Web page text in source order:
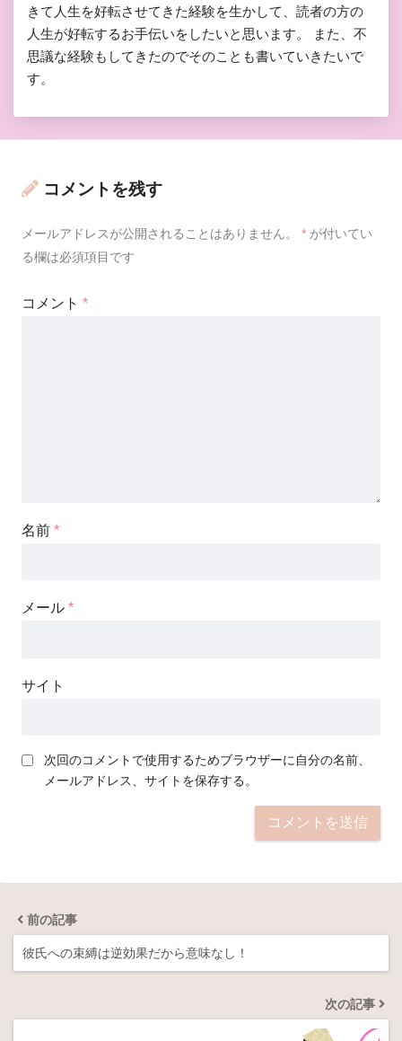
きて人生を好転させてきた経験を生かして、読者の方の
人生が好転するお手伝いをしたいと思います。 また、不
思議な経験もしてきたのでそのことも書いていきたいで
す。
コメントを残す
メールアドレスが公開されることはありません。 * が付いてい
る欄は必須項目です
コメント *
名前 *
メール *
サイト
次回のコメントで使用するためブラウザーに自分の名前、
メールアドレス、サイトを保存する。
前の記事
彼氏への束縛は逆効果だから意味なし！
次の記事